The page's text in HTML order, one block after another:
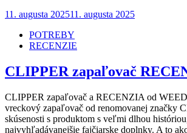
Posted
11. augusta 202511. augusta 2025
POTREBY
RECENZIE
CLIPPER zapaľovač
CLIPPER zapaľovač a RECENZIA od
vreckový zapaľovač od renomovanej značky
skúsenosti s produktom s veľmi dlhou
najvyhľadávanejšie fajčiarske doplnky. A to